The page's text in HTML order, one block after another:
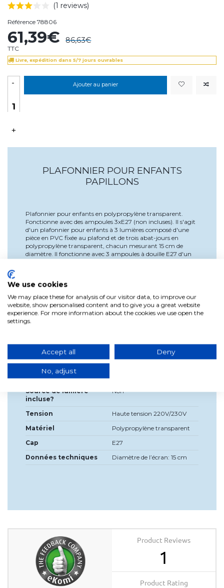
(1 reviews)
Référence 78806
61,39€ 86,63€
TTC
Livre, expédition dans 5/7 jours ouvrables
-
+
Ajouter au panier
PLAFONNIER POUR ENFANTS
PAPILLONS
Plafonnier pour enfants en polypropylène transparent.
Fonctionne avec des ampoules 3xE27 (non incluses). Il s'agit
d'un plafonnier pour enfants à 3 lumières composé d'une
pièce en PVC fixée au plafond et de trois abat-jours en
polypropylène transparent, chacun mesurant 15 cm de
diamètre. Il fonctionne avec 3 ampoules à douille E27 d'un
votre petite avec une lumière accueillante. Fabriqué en
Espagne.
Largeur
51 centimètres
Haute
Source de lumière
incluse?
Non
Tension
Haute tension 220V/230V
Matériel
Polypropylène transparent
Cap
E27
Données techniques
Diamètre de l’écran: 15 cm
Product Reviews
1
Product Rating
We use cookies
We may place these for analysis of our visitor data, to improve our
website, show personalised content and to give you a great website
experience. For more information about the cookies we use open the
settings.
Accept all Deny
No, adjust